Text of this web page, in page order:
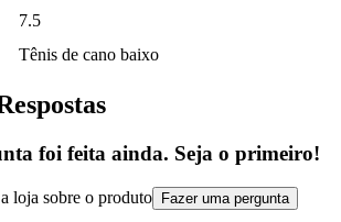
7.5
Tênis de cano baixo
foi feita ainda. Seja o primeiro!
loja sobre o produto Fazer uma pergunta